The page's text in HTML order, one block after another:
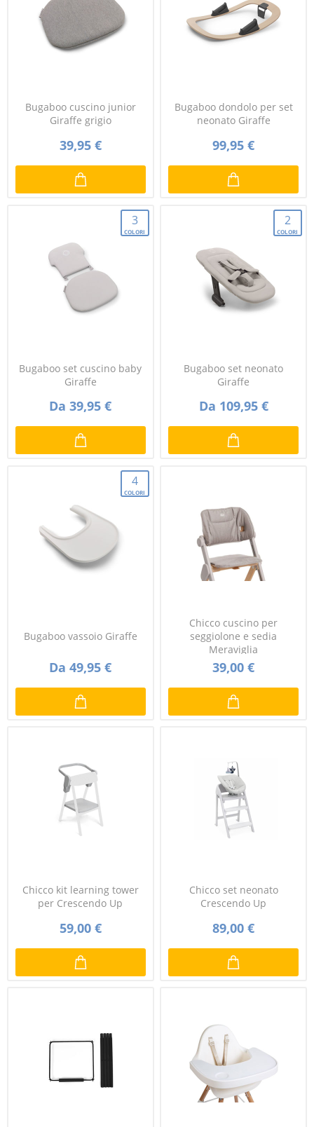
Bugaboo cuscino junior
Giraffe grigio
39,95 €
Bugaboo dondolo per set
neonato Giraffe
99,95 €
3
COLORI
Bugaboo set cuscino baby
Giraffe
Da 39,95 €
2
COLORI
Bugaboo set neonato
Giraffe
Da 109,95 €
4
COLORI
Bugaboo vassoio Giraffe
Da 49,95 €
Chicco cuscino per
seggiolone e sedia
Meraviglia
39,00 €
Chicco kit learning tower
per Crescendo Up
59,00 €
Chicco set neonato
Crescendo Up
89,00 €